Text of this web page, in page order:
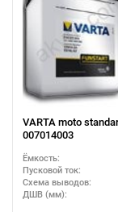
VARTA moto
007014003
Ёмкость:
Пусковой ток:
Схема выводов:
ДШВ (мм):